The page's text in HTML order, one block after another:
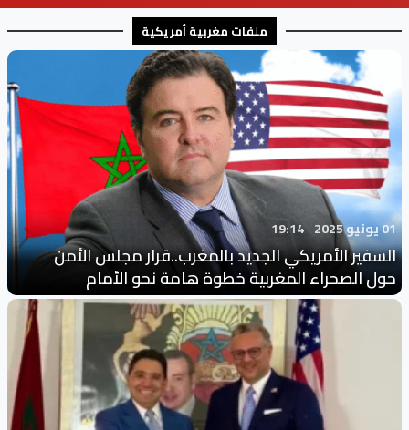
ملفات مغربية أمريكية
01 يونيو 2025 19:14
السفير الأمريكي الجديد بالمغرب..قرار مجلس الأمن
حول الصحراء المغربية خطوة هامة نحو الأمام